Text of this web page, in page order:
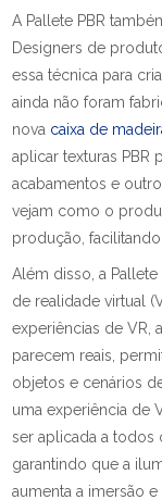
A Pallete PBR
Designers de
essa técnica para
ainda não foram
nova caixa de
aplicar texturas PBR
acabamentos e
vejam como o
produção,
Além disso, a
de realidade virtual
experiências de VR,
parecem reais,
objetos e cenários
uma experiência de
ser aplicada a todos
garantindo que a
aumenta a imersão